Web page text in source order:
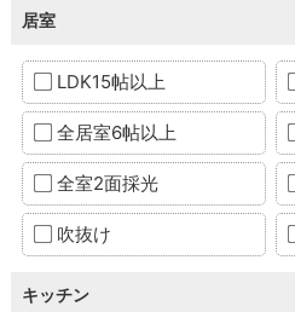
居室
LDK15帖以上
全居室6帖以上
全室2面採光
吹抜け
キッチン